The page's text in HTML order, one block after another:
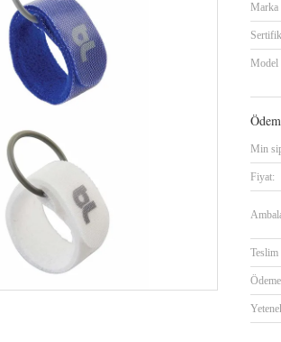
Marka
Model
Min
Fiyat:
Teslim